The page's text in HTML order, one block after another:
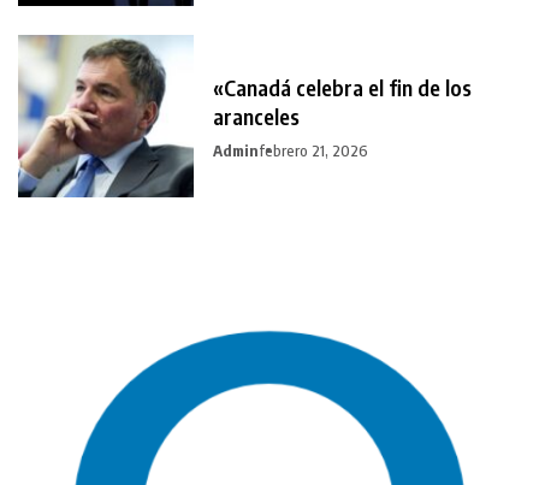
«Canadá celebra el fin de los
aranceles
Adminfebrero 21, 2026